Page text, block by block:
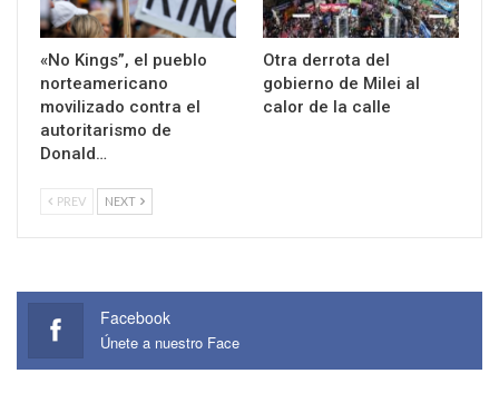
«No Kings”, el pueblo
norteamericano
movilizado contra el
autoritarismo de
Donald…
Otra derrota del
gobierno de Milei al
calor de la calle
PREV NEXT
Facebook
Únete a nuestro Face